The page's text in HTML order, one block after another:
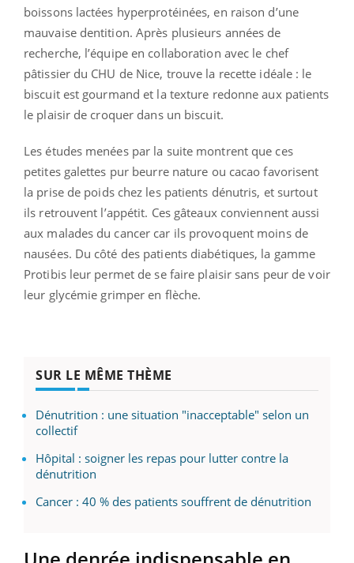
boissons lactées hyperprotéinées, en raison d’une
mauvaise dentition. Après plusieurs années de
recherche, l’équipe en collaboration avec le chef
pâtissier du CHU de Nice, trouve la recette idéale : le
biscuit est gourmand et la texture redonne aux patients
le plaisir de croquer dans un biscuit.
Les études menées par la suite montrent que ces
petites galettes pur beurre nature ou cacao favorisent
la prise de poids chez les patients dénutris, et surtout
ils retrouvent l’appétit. Ces gâteaux conviennent aussi
aux malades du cancer car ils provoquent moins de
nausées. Du côté des patients diabétiques, la gamme
Protibis leur permet de se faire plaisir sans peur de voir
leur glycémie grimper en flèche.
SUR LE MÊME THÈME
Dénutrition : une situation "inacceptable" selon un
collectif
Hôpital : soigner les repas pour lutter contre la
dénutrition
Cancer : 40 % des patients souffrent de dénutrition